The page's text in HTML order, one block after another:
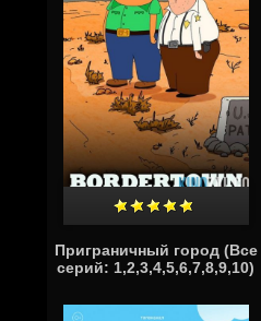
Приграничный город (Все
серий: 1,2,3,4,5,6,7,8,9,10)